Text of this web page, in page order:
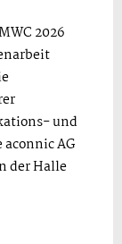
2026
und
AG
der Halle